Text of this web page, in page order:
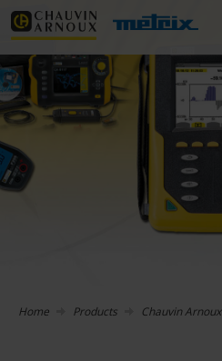
Home Products Chauvin Arnoux